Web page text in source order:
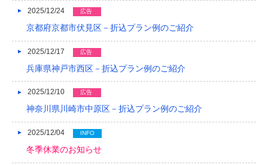
2019/08
2019/07
2019/06
2019/05
2019/04
2025/12/24 広告
京都府京都市伏見区－折込プラン例のご紹介
2025/12/17 広告
兵庫県神戸市西区－折込プラン例のご紹介
2025/12/10 広告
神奈川県川崎市中原区－折込プラン例のご紹介
2025/12/04 INFO
冬季休業のお知らせ